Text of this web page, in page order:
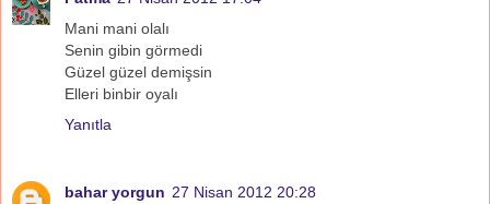
Mani mani olalı
Senin gibin görmedi
Güzel güzel demişsin
Elleri binbir oyalı
Yanıtla
bahar yorgun 27 Nisan 2012 20:28